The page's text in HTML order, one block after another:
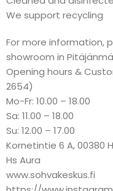
We support recycling
For more information,
showroom in
Opening hours &
2654)
Mo-Fr: 10.00 – 18.00
Sa: 11.00 – 18.00
Su: 12.00 – 17.00
Kornetintie 6 A, 00380
Hs Aura
www.sohvakeskus.fi